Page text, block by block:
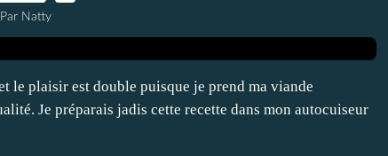
Par Natty
le plaisir est double puisque je prend ma viande
Je préparais jadis cette recette dans mon autocuiseur